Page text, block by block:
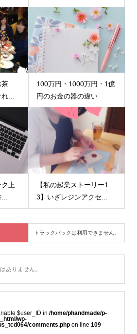
茶
...
100万円・1000万円・1億
円のお金の器の違い
上
【私の起業ストーリー1
3】いざレジンアクセ...
トラックバックは利用できません。
ありません。
$user_ID in /home/phandmade/p-
wp-
comments.phpon line 109